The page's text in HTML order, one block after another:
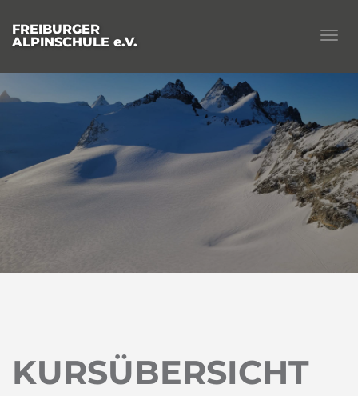
FREIBURGER
ALPINSCHULE e.V.
KURSÜBERSICHT